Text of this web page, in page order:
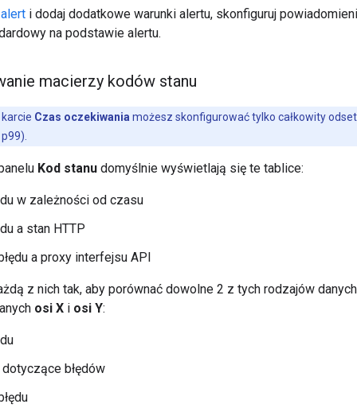
i dodaj dodatkowe warunki alertu, skonfiguruj
na podstawie alertu.
macierzy kodów stanu
Czas oczekiwania możesz skonfigurować tylko całkowity
Kod stanu domyślnie wyświetlają się te tablice:
w zależności od czasu
a stan HTTP
a proxy interfejsu API
z nich tak, aby porównać dowolne 2 z tych rodzajów
osi X i osi Y:
błędów